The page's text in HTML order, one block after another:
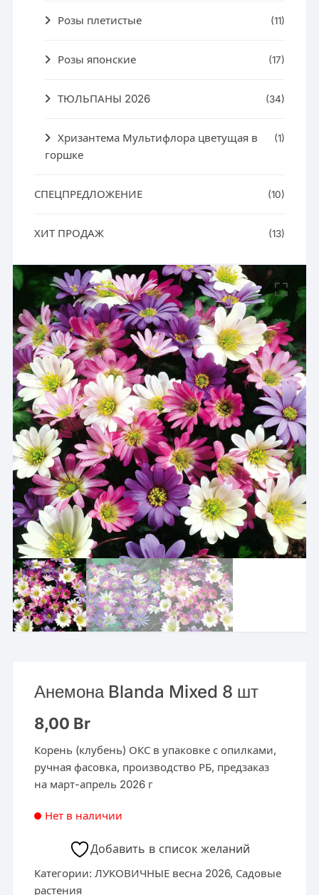
Анемона Blanda Mixed 8 шт
8,00 Br
Корень (клубень) ОКС в упаковке с опилками,
ручная фасовка, производство РБ, предзаказ
на март-апрель 2026 г
Нет в наличии
Добавить в список желаний
Категории:ЛУКОВИЧНЫЕ весна 2026, Садовые
растения
Розы плетистые (11)
Розы японские (17)
ТЮЛЬПАНЫ 2026 (34)
Хризантема Мультифлора цветущая в
горшке
(1)
СПЕЦПРЕДЛОЖЕНИЕ (10)
ХИТ ПРОДАЖ (13)